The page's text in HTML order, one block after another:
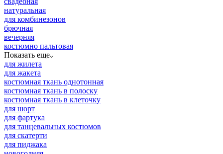
натуральная
для комбинезонов
брючная
вечерняя
костюмно пальтовая
Показать еще
для жилета
для жакета
костюмная ткань однотонная
костюмная ткань в полоску
костюмная ткань в клеточку
для шорт
для фартука
для танцевальных костюмов
для скатерти
для пиджака